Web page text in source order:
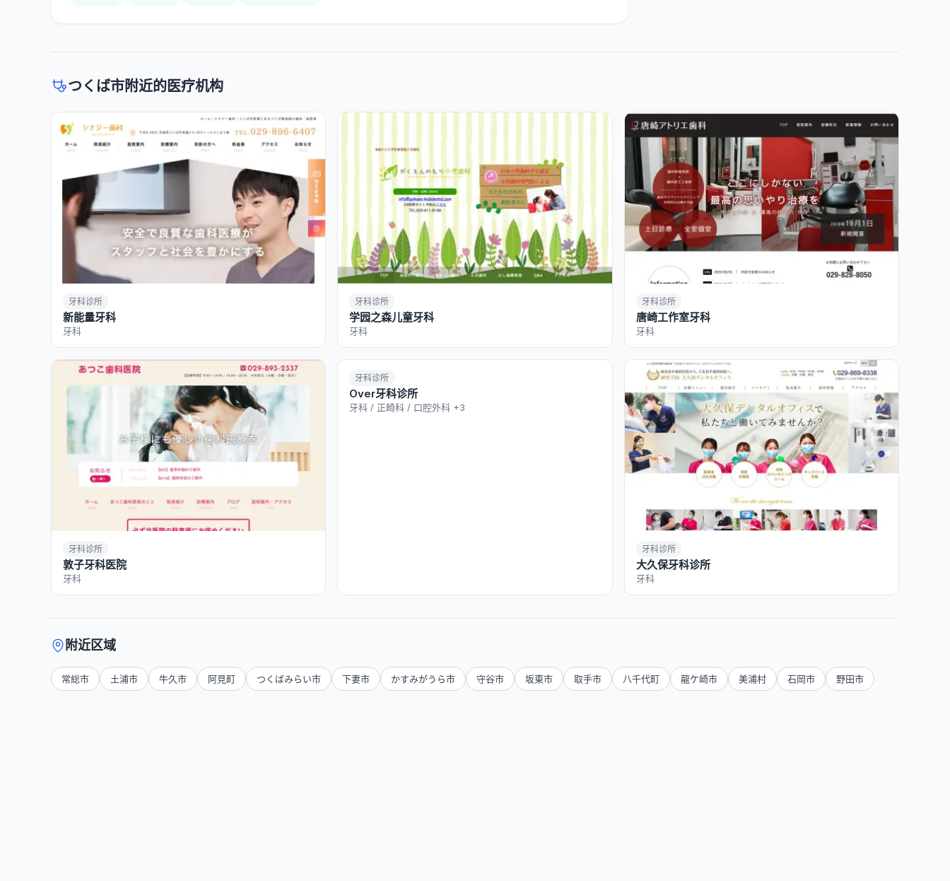
つくば市附近的医疗机构
牙科诊所
新能量牙科
牙科
牙科诊所
学园之森儿童牙科
牙科
牙科诊所
唐崎工作室牙科
牙科
牙科诊所
敦子牙科医院
牙科
牙科诊所
Over牙科诊所
牙科 / 正畸科 / 口腔外科 +3
牙科诊所
大久保牙科诊所
牙科
附近区域
常総市 土浦市 牛久市 阿見町 つくばみらい市 下妻市 かすみがうら市 守谷市 坂東市 取手市 八千代町 龍ケ崎市 美浦村 石岡市 野田市